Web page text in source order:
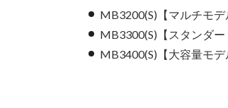
MB3200(S)【マルチモ
MB3300(S)【スタンダ
MB3400(S)【大容量モ